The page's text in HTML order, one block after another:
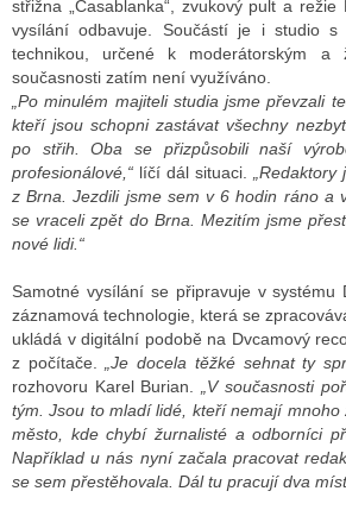
střižna „Casablanka“, zvukový pult a
vysílání odbavuje. Součástí je i studio s
technikou, určené k moderátorským a
současnosti zatím není využíváno.
„Po minulém majiteli studia jsme převzali
kteří jsou schopni zastávat všechny
po střih. Oba se přizpůsobili naší
profesionálové,“ líčí dál situaci.
z Brna. Jezdili jsme sem v 6 hodin ráno a
se vraceli zpět do Brna. Mezitím jsme
nové lidi.“
Samotné vysílání se připravuje v systému
záznamová technologie, která se
ukládá v digitální podobě na Dvcamový
z počítače.
„Je docela těžké sehnat ty
rozhovoru Karel Burian.
„V současnosti
tým. Jsou to mladí lidé, kteří nemají
město, kde chybí žurnalisté a odborníci
Například u nás nyní začala pracovat
se sem přestěhovala. Dál tu pracují dva